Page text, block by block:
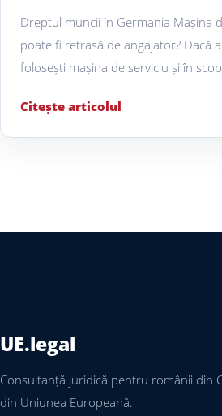
Dreptul muncii în Germania Mașina
poate fi retrasă de angajator? Dacă
folosești mașina de serviciu și în
Citește articolul
UE.legal
Consultanță juridică pentru românii din
din Uniunea Europeană.